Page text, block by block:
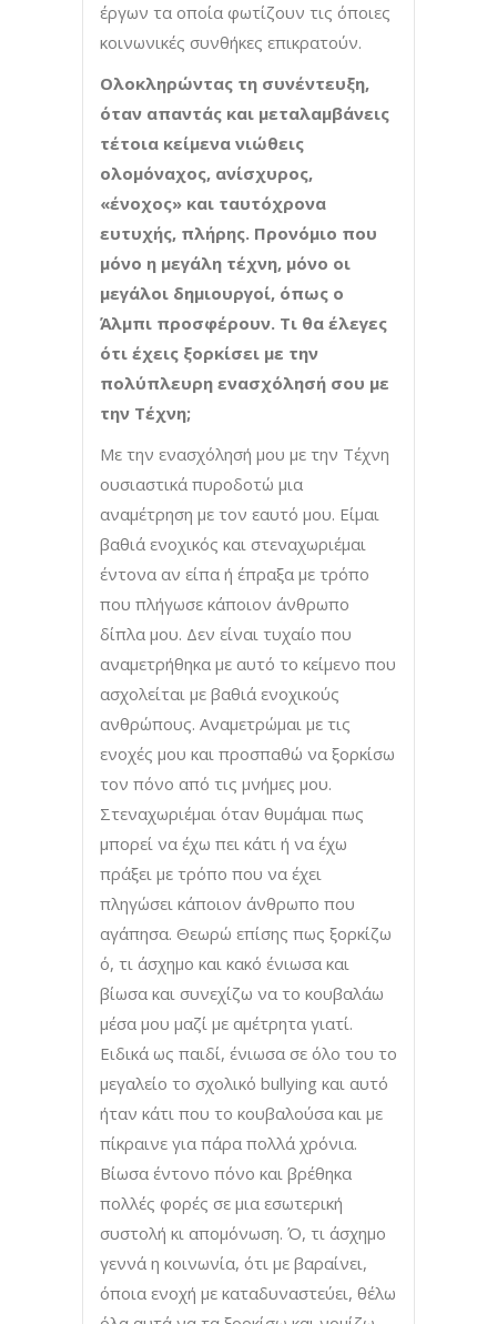
έργων τα οποία φωτίζουν τις όποιες
κοινωνικές συνθήκες επικρατούν.
Ολοκληρώντας τη συνέντευξη,
όταν απαντάς και μεταλαμβάνεις
τέτοια κείμενα νιώθεις
ολομόναχος, ανίσχυρος,
«ένοχος» και ταυτόχρονα
ευτυχής, πλήρης. Προνόμιο που
μόνο η μεγάλη τέχνη, μόνο οι
μεγάλοι δημιουργοί, όπως ο
Άλμπι προσφέρουν. Τι θα έλεγες
ότι έχεις ξορκίσει με την
πολύπλευρη ενασχόλησή σου με
την Τέχνη;
Με την ενασχόλησή μου με την Τέχνη
ουσιαστικά πυροδοτώ μια
αναμέτρηση με τον εαυτό μου. Είμαι
βαθιά ενοχικός και στεναχωριέμαι
έντονα αν είπα ή έπραξα με τρόπο
που πλήγωσε κάποιον άνθρωπο
δίπλα μου. Δεν είναι τυχαίο που
αναμετρήθηκα με αυτό το κείμενο που
ασχολείται με βαθιά ενοχικούς
ανθρώπους. Αναμετρώμαι με τις
ενοχές μου και προσπαθώ να ξορκίσω
τον πόνο από τις μνήμες μου.
Στεναχωριέμαι όταν θυμάμαι πως
μπορεί να έχω πει κάτι ή να έχω
πράξει με τρόπο που να έχει
πληγώσει κάποιον άνθρωπο που
αγάπησα. Θεωρώ επίσης πως ξορκίζω
ό, τι άσχημο και κακό ένιωσα και
βίωσα και συνεχίζω να το κουβαλάω
μέσα μου μαζί με αμέτρητα γιατί.
Ειδικά ως παιδί, ένιωσα σε όλο του το
μεγαλείο το σχολικό bullying και αυτό
ήταν κάτι που το κουβαλούσα και με
πίκραινε για πάρα πολλά χρόνια.
Βίωσα έντονο πόνο και βρέθηκα
πολλές φορές σε μια εσωτερική
συστολή κι απομόνωση. Ό, τι άσχημο
γεννά η κοινωνία, ότι με βαραίνει,
όποια ενοχή με καταδυναστεύει, θέλω